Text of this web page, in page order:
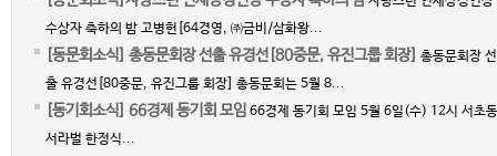
수상자 축하의 밤 고병헌[64경영, ㈜금비/삼화왕...
[동문회소식] 총동문회장 선출 유경선[80중문, 유진그룹 회장] 총동문회장 선
출 유경선[80중문, 유진그룹 회장] 총동문회는 5월 8...
[동기회소식] 66경제 동기회 모임 66경제 동기회 모임 5월 6일(수) 12시 서초동
서라벌 한정식...